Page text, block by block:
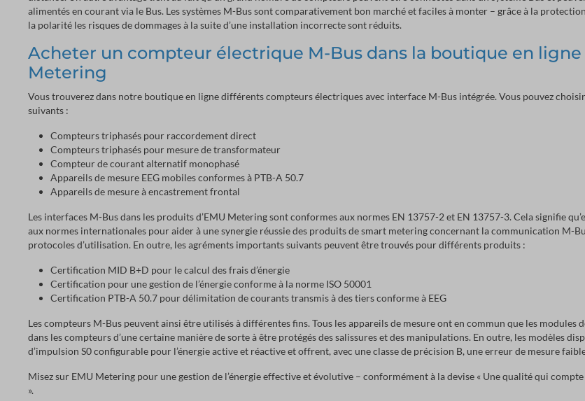
alimentés en courant via le Bus. Les systèmes M-Bus sont comparativement bon marché et faciles à monter – grâce à la
la polarité les risques de dommages à la suite d’une installation incorrecte sont réduits.
Acheter un compteur électrique M-Bus dans la boutique en ligne
Metering
Vous trouverez dans notre boutique en ligne différents compteurs électriques avec interface M-Bus intégrée. Vous pouvez
suivants :
Compteurs triphasés pour raccordement direct
Compteurs triphasés pour mesure de transformateur
Compteur de courant alternatif monophasé
Appareils de mesure EEG mobiles conformes à PTB-A 50.7
Appareils de mesure à encastrement frontal
Les interfaces M-Bus dans les produits d’EMU Metering sont conformes aux normes EN 13757-2 et EN 13757-3. Cela signifie
aux normes internationales pour aider à une synergie réussie des produits de smart metering concernant la communication M-
protocoles d’utilisation. En outre, les agréments importants suivants peuvent être trouvés pour différents produits :
Certification MID B+D pour le calcul des frais d’énergie
Certification pour une gestion de l’énergie conforme à la norme ISO 50001
Certification PTB-A 50.7 pour délimitation de courants transmis à des tiers conforme à EEG
Les compteurs M-Bus peuvent ainsi être utilisés à différentes fins. Tous les appareils de mesure ont en commun que les modules
dans les compteurs d’une certaine manière de sorte à être protégés des salissures et des manipulations. En outre, les modèles
d’impulsion S0 configurable pour l’énergie active et réactive et offrent, avec une classe de précision B, une erreur de mesure
Misez sur EMU Metering pour une gestion de l’énergie effective et évolutive – conformément à la devise « Une qualité qui
».